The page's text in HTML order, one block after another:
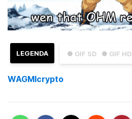
● GIF SD ● GIF HD
LEGENDA
WAGMIcrypto